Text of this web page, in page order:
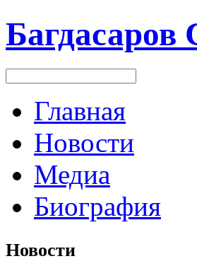
Багдасаров
Главная
Новости
Медиа
Биография
Новости